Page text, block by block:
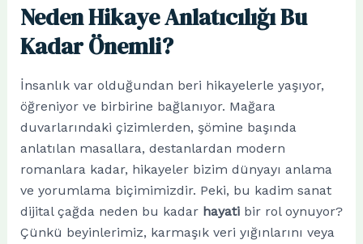
Neden Hikaye Anlatıcılığı Bu
Kadar Önemli?
İnsanlık var olduğundan beri hikayelerle yaşıyor,
öğreniyor ve birbirine bağlanıyor. Mağara
duvarlarındaki çizimlerden, şömine başında
anlatılan masallara, destanlardan modern
romanlara kadar, hikayeler bizim dünyayı anlama
ve yorumlama biçimimizdir. Peki, bu kadim sanat
dijital çağda neden bu kadar hayatibir rol oynuyor?
Çünkü beyinlerimiz, karmaşık veri yığınlarını veya